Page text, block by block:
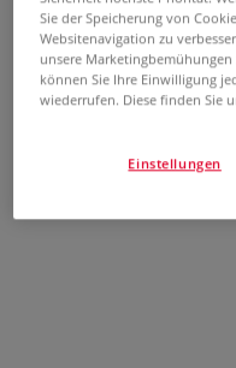
Morpho
0
zeichnen. Realistisch
Hände & Füße malen
Sie der Speicherung von
Websitenavigation zu
unsere
können Sie Ihre Einwilligung
wiederrufen. Diese finden Sie
Einstellungen